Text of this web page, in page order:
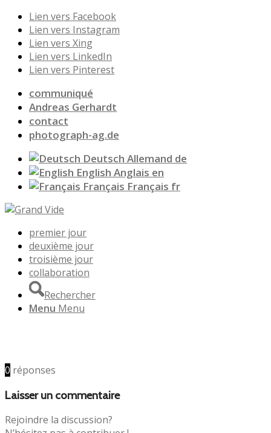
Lien vers Facebook
Lien vers Instagram
Lien vers Xing
Lien vers LinkedIn
Lien vers Pinterest
communiqué
Andreas Gerhardt
contact
photograph-ag.de
Deutsch Allemand de
English Anglais en
Français Français fr
premier jour
deuxième jour
troisième jour
collaboration
Rechercher
Menu Menu
0 réponses
Laisser un commentaire
Rejoindre la discussion?